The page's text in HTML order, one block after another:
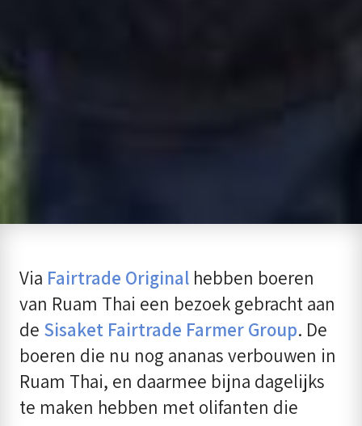
Via Fairtrade Original hebben boeren
van Ruam Thai een bezoek gebracht aan
de Sisaket Fairtrade Farmer Group. De
boeren die nu nog ananas verbouwen in
Ruam Thai, en daarmee bijna dagelijks
te maken hebben met olifanten die